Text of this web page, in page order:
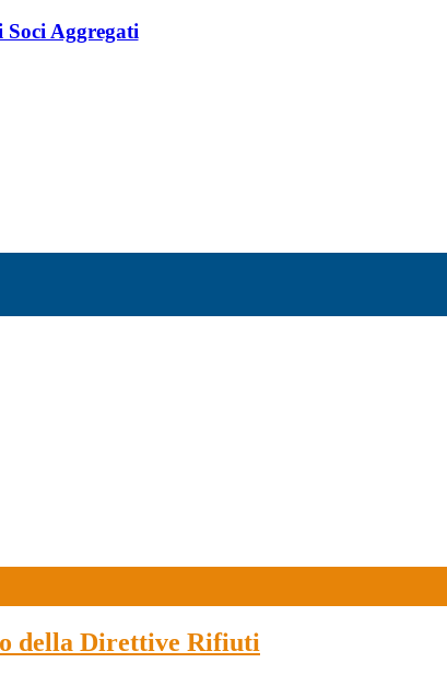
Soci Aggregati
della Direttive Rifiuti